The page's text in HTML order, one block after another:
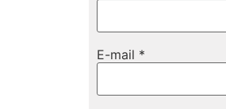
E-mail *